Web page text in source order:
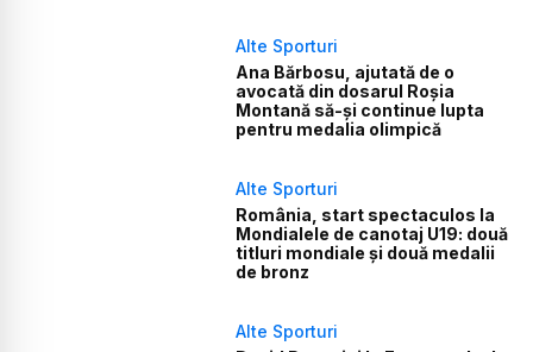
Alte Sporturi
Ana Bărbosu, ajutată de o
avocată din dosarul Roșia
Montană să-și continue lupta
pentru medalia olimpică
Alte Sporturi
România, start spectaculos la
Mondialele de canotaj U19: două
titluri mondiale și două medalii
de bronz
Alte Sporturi